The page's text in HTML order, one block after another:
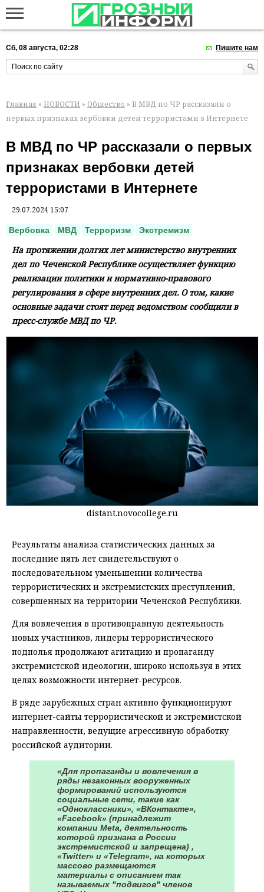
Сб, 08 августа, 02:28 Пишите нам
Главная » НОВОСТИ » Общество » В МВД по ЧР рассказали о
первых признаках вербовки детей террористами в Интернете
В МВД по ЧР рассказали о первых
признаках вербовки детей
террористами в Интернете
29.07.2024 15:07
Вербовка МВД Терроризм Экстремизм
На протяжении долгих лет министерство внутренних
дел по Чеченской Республике осуществляет функцию
реализации политики и нормативно-правового
регулирования в сфере внутренних дел. О том, какие
основные задачи стоят перед ведомством сообщили в
пресс-службе МВД по ЧР.
distant.novocollege.ru
Результаты анализа статистических данных за
последние пять лет свидетельствуют о
последовательном уменьшении количества
террористических и экстремистских преступлений,
совершенных на территории Чеченской Республики.
Для вовлечения в противоправную деятельность
новых участников, лидеры террористического
подполья продолжают агитацию и пропаганду
экстремистской идеологии, широко используя в этих
целях возможности интернет-ресурсов.
В ряде зарубежных стран активно функционируют
интернет-сайты террористической и экстремистской
направленности, ведущие агрессивную обработку
российской аудитории.
«Для пропаганды и вовлечения в
ряды незаконных вооруженных
формирований используются
социальные сети, такие как
«Одноклассники», «ВКонтакте»,
«Facebook» (принадлежит
компании Meta, деятельность
которой признана в России
экстремистской и запрещена) ,
«Twitter» и «Telegram», на которых
массово размещаются
материалы с описанием так
называемых "подвигов" членов